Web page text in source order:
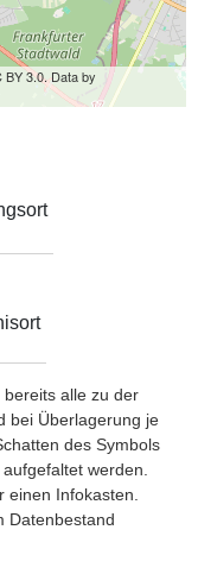
3.0. Data by
alle zu der
bei Überlagerung je
des Symbols
werden.
Infokasten.
Datenbestand